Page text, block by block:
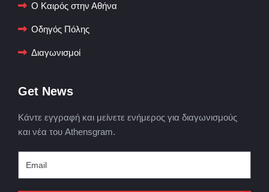
Ο Καιρός στην Αθήνα
Οδηγός Πόλης
Διαγωνισμοί
Get News
Κάντε εγγραφή και μείνετε ενήμερος για διαγωνισμούς
και νέα του Athensgram.